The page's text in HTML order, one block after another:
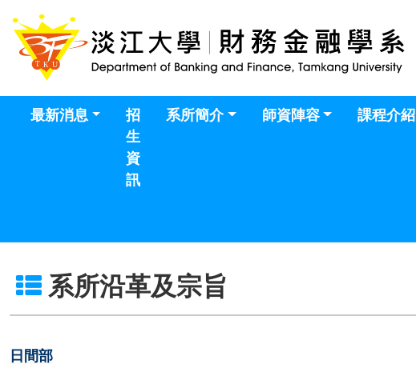
最新消息
招
生
資
訊
系所簡介 師資陣容 課程介紹
系所沿革及宗旨
日間部